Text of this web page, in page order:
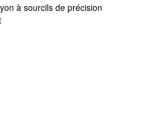
à sourcils de précision